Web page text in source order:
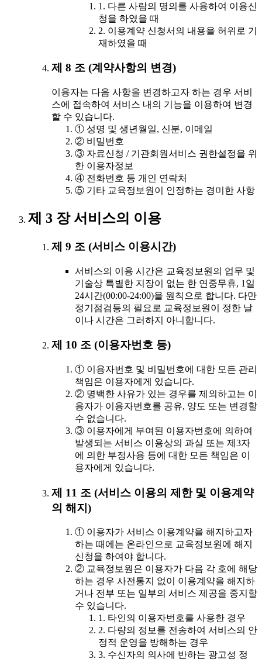
1. 다른 사람의 명의를 사용하여 이용신
청을 하였을 때
2. 이용계약 신청서의 내용을 허위로 기
재하였을 때
제 8 조 (계약사항의 변경)
이용자는 다음 사항을 변경하고자 하는 경우 서비
스에 접속하여 서비스 내의 기능을 이용하여 변경
할 수 있습니다.
① 성명 및 생년월일, 신분, 이메일
② 비밀번호
③ 자료신청 / 기관회원서비스 권한설정을 위
한 이용자정보
④ 전화번호 등 개인 연락처
⑤ 기타 교육정보원이 인정하는 경미한 사항
제 3 장 서비스의 이용
제 9 조 (서비스 이용시간)
서비스의 이용 시간은 교육정보원의 업무 및
기술상 특별한 지장이 없는 한 연중무휴, 1일
24시간(00:00-24:00)을 원칙으로 합니다. 다만
정기점검등의 필요로 교육정보원이 정한 날
이나 시간은 그러하지 아니합니다.
제 10 조 (이용자번호 등)
① 이용자번호 및 비밀번호에 대한 모든 관리
책임은 이용자에게 있습니다.
② 명백한 사유가 있는 경우를 제외하고는 이
용자가 이용자번호를 공유, 양도 또는 변경할
수 없습니다.
③ 이용자에게 부여된 이용자번호에 의하여
발생되는 서비스 이용상의 과실 또는 제3자
에 의한 부정사용 등에 대한 모든 책임은 이
용자에게 있습니다.
제 11 조 (서비스 이용의 제한 및 이용계약
의 해지)
① 이용자가 서비스 이용계약을 해지하고자
하는 때에는 온라인으로 교육정보원에 해지
신청을 하여야 합니다.
② 교육정보원은 이용자가 다음 각 호에 해당
하는 경우 사전통지 없이 이용계약을 해지하
거나 전부 또는 일부의 서비스 제공을 중지할
수 있습니다.
1. 타인의 이용자번호를 사용한 경우
2. 다량의 정보를 전송하여 서비스의 안
정적 운영을 방해하는 경우
3. 수신자의 의사에 반하는 광고성 정